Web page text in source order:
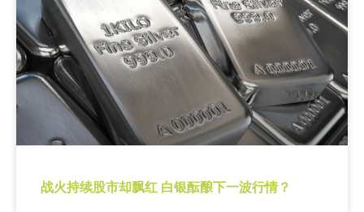
战火持续股市却飘红 白银酝酿下一波行情？